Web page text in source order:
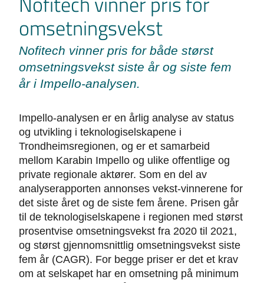
omsetningsvekst
Nofitech vinner pris for både størst
omsetningsvekst siste år og siste fem
år i Impello-analysen.
Impello-analysen er en årlig analyse av status
og utvikling i teknologiselskapene i
Trondheimsregionen, og er et samarbeid
mellom Karabin Impello og ulike offentlige og
private regionale aktører. Som en del av
analyserapporten annonses vekst-vinnerene for
det siste året og de siste fem årene. Prisen går
til de teknologiselskapene i regionen med størst
prosentvise omsetningsvekst fra 2020 til 2021,
og størst gjennomsnittlig omsetningsvekst siste
fem år (CAGR). For begge priser er det et krav
om at selskapet har en omsetning på minimum